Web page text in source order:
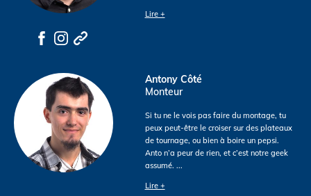
Lire +
Antony Côté
Monteur
Si tu ne le vois pas faire du montage, tu
peux peut-être le croiser sur des plateaux
de tournage, ou bien à boire un pepsi.
Anto n’a peur de rien, et c’est notre geek
assumé. ...
Lire +